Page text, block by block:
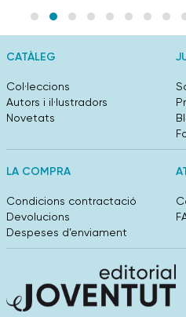
CATÀLEG
Col·leccions
Autors i il·lustradors
Novetats
LA COMPRA
Condicions contractació
Devolucions
Despeses d’enviament